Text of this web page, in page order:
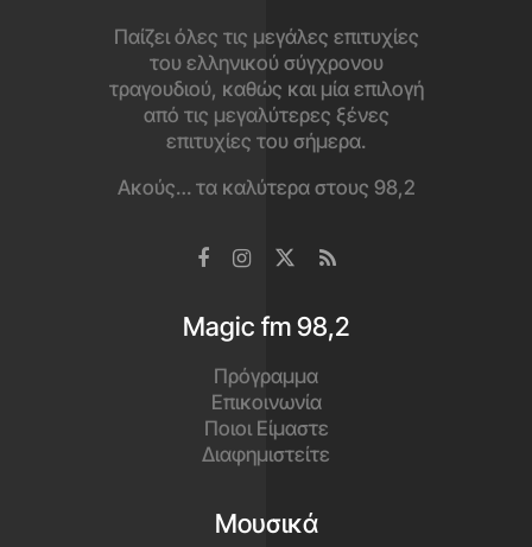
Παίζει όλες τις μεγάλες επιτυχίες
του ελληνικού σύγχρονου
τραγουδιού, καθώς και μία επιλογή
από τις μεγαλύτερες ξένες
επιτυχίες του σήμερα.
Ακούς… τα καλύτερα στους 98,2
Magic fm 98,2
Πρόγραμμα
Επικοινωνία
Ποιοι Είμαστε
Διαφημιστείτε
Μουσικά